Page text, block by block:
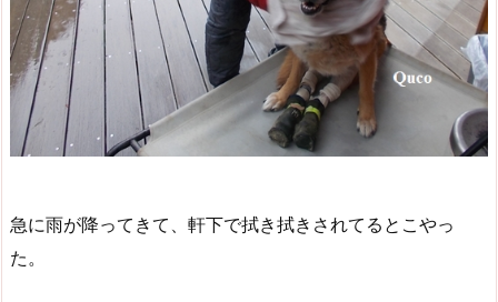
急に雨が降ってきて、軒下で拭き拭きされてるとこやっ
た。